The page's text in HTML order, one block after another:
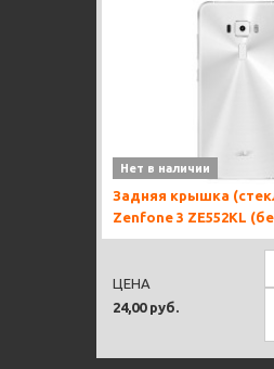
Нет в наличии
Задняя крышка
Zenfone 3 ZE552KL
24,00 руб.
ЦЕНА